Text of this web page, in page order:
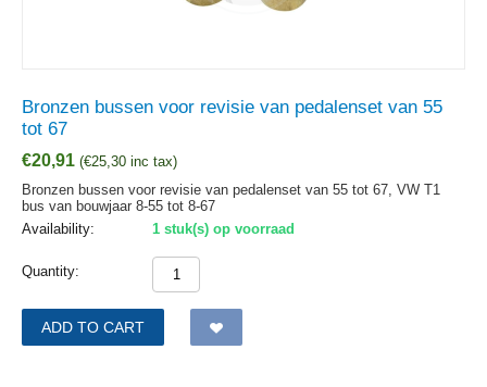
Bronzen bussen voor revisie van pedalenset van 55
tot 67
€20,91 (€25,30 inc tax)
Bronzen bussen voor revisie van pedalenset van 55 tot 67, VW T1
bus van bouwjaar 8-55 tot 8-67
Availability:
1 stuk(s) op voorraad
Quantity:
ADD TO CART